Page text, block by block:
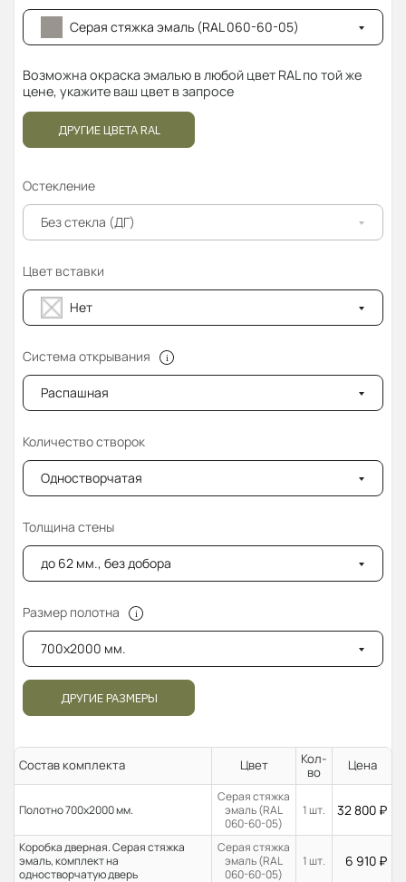
Серая стяжка эмаль (RAL 060-60-05)
Возможна окраска эмалью в любой цвет RAL по той же
цене, укажите ваш цвет в запросе
ДРУГИЕ ЦВЕТА RAL
Остекление
Без стекла (ДГ)
Цвет вставки
Нет
Система открывания
Распашная
Количество створок
Одностворчатая
Толщина стены
до 62 мм., без добора
Размер полотна
700x2000 мм.
ДРУГИЕ РАЗМЕРЫ
Состав комплекта Цвет
Кол-
во
Цена
Полотно 700x2000 мм.
Серая стяжка
эмаль (RAL
060-60-05)
1 шт. 32 800 ₽
Коробка дверная. Серая стяжка
эмаль, комплект на
одностворчатую дверь
Серая стяжка
эмаль (RAL
060-60-05)
1 шт. 6 910 ₽